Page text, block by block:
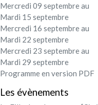
Mercredi 09 septembre au
Mardi 15 septembre
Mercredi 16 septembre au
Mardi 22 septembre
Mercredi 23 septembre au
Mardi 29 septembre
Programme en version PDF
Les évènements